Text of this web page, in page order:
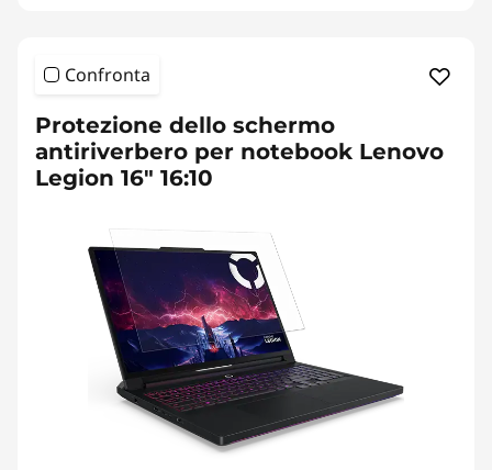
Confronta
Protezione dello schermo
antiriverbero per notebook Lenovo
Legion 16" 16:10